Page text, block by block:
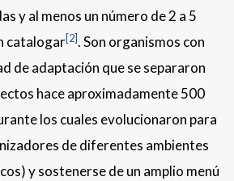
y al menos un número de 2 a 5
catalogar[2]. Son organismos con
de adaptación que se separaron
hace aproximadamente 500
los cuales evolucionaron para
de diferentes ambientes
y sostenerse de un amplio menú